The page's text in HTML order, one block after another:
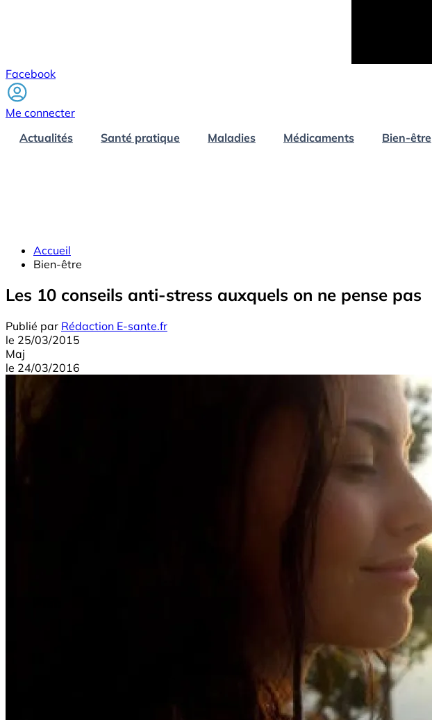
Facebook
Me connecter
Actualités
Santé pratique Maladies Médicaments Bien-être
Accueil
Bien-être
Les 10 conseils anti-stress auxquels on ne pense pas
Publié par Rédaction E-sante.fr
le 25/03/2015
Maj
le 24/03/2016